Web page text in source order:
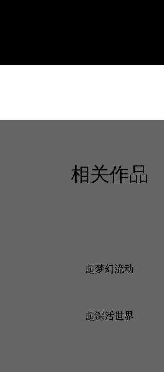
相关作品
超梦幻流动
超深活世界